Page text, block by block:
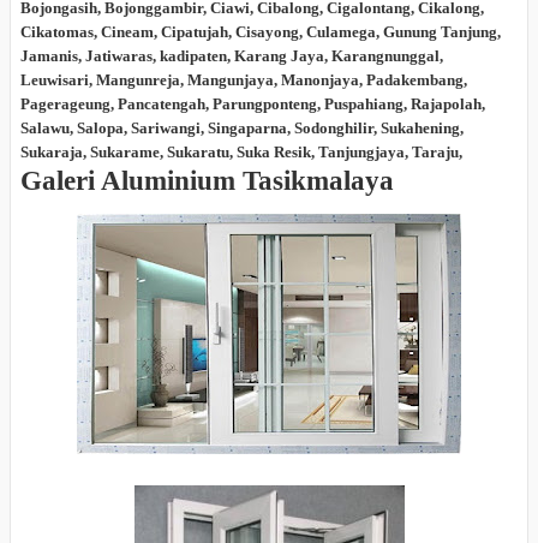
Bojongasih, Bojonggambir, Ciawi, Cibalong, Cigalontang, Cikalong,
Cikatomas, Cineam, Cipatujah, Cisayong, Culamega, Gunung Tanjung,
Jamanis, Jatiwaras, kadipaten, Karang Jaya, Karangnunggal,
Leuwisari, Mangunreja, Mangunjaya, Manonjaya, Padakembang,
Pagerageung, Pancatengah, Parungponteng, Puspahiang, Rajapolah,
Salawu, Salopa, Sariwangi, Singaparna, Sodonghilir, Sukahening,
Sukaraja, Sukarame, Sukaratu, Suka Resik, Tanjungjaya, Taraju,
Galeri Aluminium Tasikmalaya